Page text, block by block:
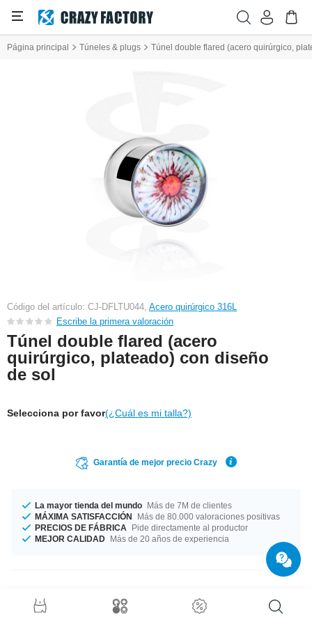
Página principal Túneles & plugs Túnel double flared (acero quirúrgico,
Código del artículo: CJ-DFLTU044, Acero quirúrgico 316L
Escribe la primera valoración
Túnel double flared (acero
quirúrgico, plateado) con diseño
de sol
Selecciona por favor(¿Cuál es mi talla?)
Garantía de mejor precio Crazy
La mayor tienda del mundo Más de 7M de clientes
MÁXIMA SATISFACCIÓN
Más de 80.000 valoraciones positivas
PRECIOS DE FÁBRICA
Pide directamente al productor
MEJOR CALIDAD Más de 20 años de experiencia
Detalles del producto